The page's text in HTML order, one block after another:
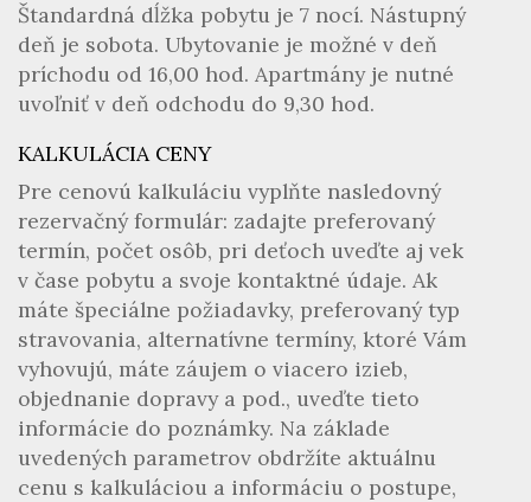
Štandardná dĺžka pobytu je 7 nocí. Nástupný
deň je sobota. Ubytovanie je možné v deň
príchodu od 16,00 hod. Apartmány je nutné
uvoľniť v deň odchodu do 9,30 hod.
KALKULÁCIA CENY
Pre cenovú kalkuláciu vyplňte nasledovný
rezervačný formulár: zadajte preferovaný
termín, počet osôb, pri deťoch uveďte aj vek
v čase pobytu a svoje kontaktné údaje. Ak
máte špeciálne požiadavky, preferovaný typ
stravovania, alternatívne termíny, ktoré Vám
vyhovujú, máte záujem o viacero izieb,
objednanie dopravy a pod., uveďte tieto
informácie do poznámky. Na základe
uvedených parametrov obdržíte aktuálnu
cenu s kalkuláciou a informáciu o postupe,